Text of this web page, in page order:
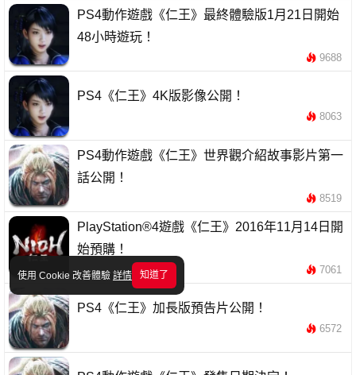
使用 Cookie 改善體驗 詳情 知道了
PS4動作遊戲《仁王》最終體驗版1月21日開始
48小時遊玩！
9688
PS4《仁王》4K版影像公開！
8063
PS4動作遊戲《仁王》世界觀介紹故事影片第一
話公開！
8519
PlayStation®4遊戲《仁王》2016年11月14日開
始預購！
7061
PS4《仁王》加長版預告片公開！
6572